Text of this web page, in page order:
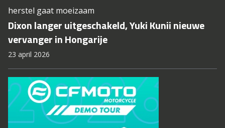
herstel gaat moeizaam
Dixon langer uitgeschakeld, Yuki Kunii nieuwe
vervanger in Hongarije
23 april 2026